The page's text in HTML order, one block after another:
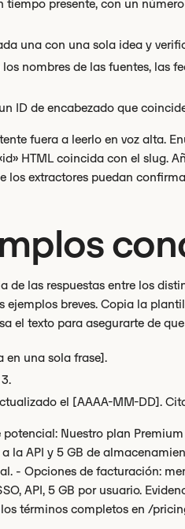
tiempo presente, con un
una con una sola idea y
nombres de las fuentes, las
ID de encabezado que
fuera a leerlo en voz alta.
HTML coincida con el slug.
extractores puedan
las respuestas entre los
breves. Copia la
el texto para asegurarte de
en una sola frase].
el [AAAA-MM-DD].
Nuestro plan
la API y 5 GB de
- Opciones de facturación:
API, 5 GB por usuario.
términos completos en /